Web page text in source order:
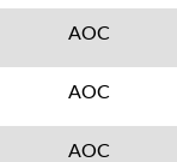
AOC
AOC
AOC